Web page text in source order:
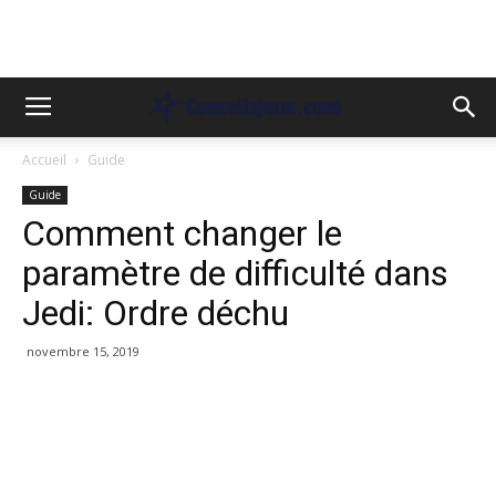
Accueil Guide
Guide
Comment changer le
paramètre de difficulté dans
Jedi: Ordre déchu
novembre 15, 2019